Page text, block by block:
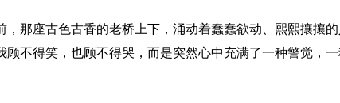
座古色古香的老桥上下，涌动着蠢蠢欲动、熙熙攘攘
不得笑，也顾不得哭，而是突然心中充满了一种警觉，